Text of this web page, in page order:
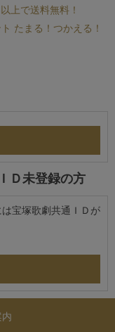
上で送料無料！
たまる！つかえる！
Ｄ未登録の方
宝塚歌劇共通ＩＤが